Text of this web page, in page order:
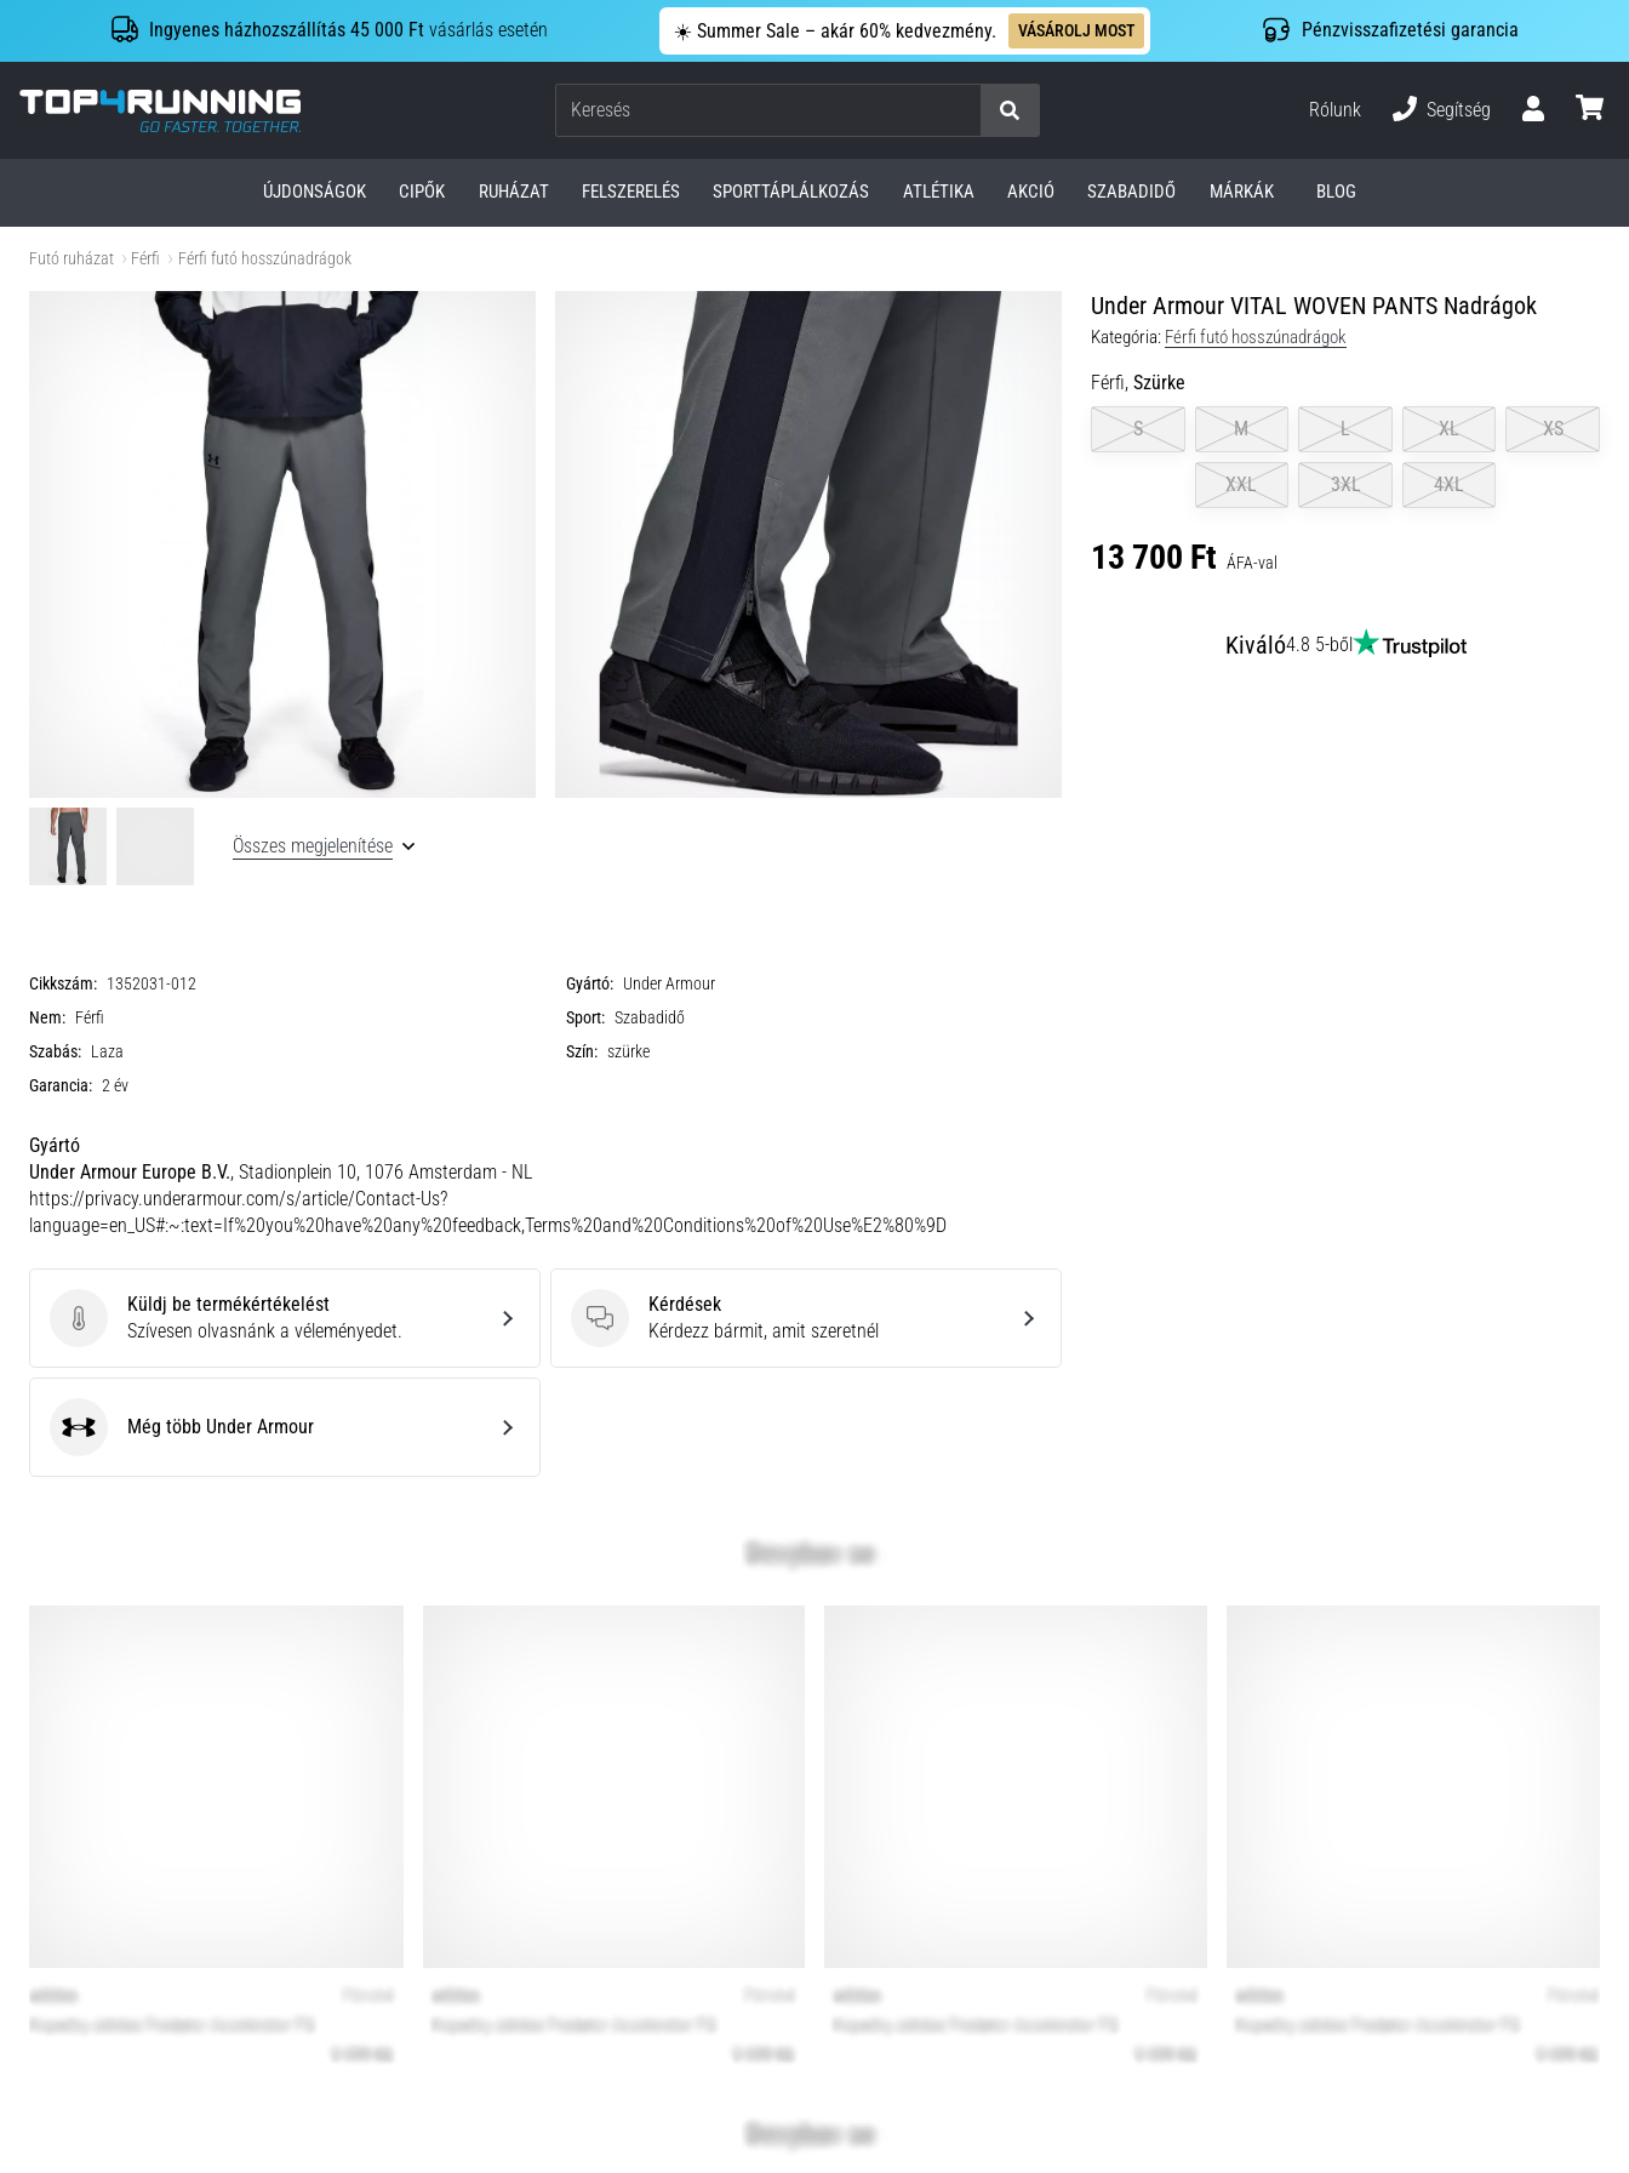
Ingyenes házhozszállítás 45 000 Ft vásárlás esetén ☀️ Summer Sale – akár 60% kedvezmény. VÁSÁROLJ MOST Pénzvisszafizetési garancia
Top4Running.hu
Keresés
Rólunk
Segítség
ÚJDONSÁGOK CIPŐK RUHÁZAT FELSZERELÉS SPORTTÁPLÁLKOZÁS ATLÉTIKA AKCIÓ SZABADIDŐ MÁRKÁK BLOG
Futó ruházat Férfi Férfi futó hosszúnadrágok
Under Armour VITAL WOVEN PANTS Nadrágok
Kategória: Férfi futó hosszúnadrágok
Férfi, Szürke
S
M L XL XS
XXL 3XL 4XL
13 700 Ft ÁFA-val
Kiváló4.8 5-ből
Összes megjelenítése
Cikkszám: 1352031-012 Gyártó: Under Armour
Nem: Férfi Sport: Szabadidő
Szabás: Laza Szín: szürke
Garancia: 2 év
Gyártó
Under Armour Europe B.V., Stadionplein 10, 1076 Amsterdam - NL
https://privacy.underarmour.com/s/article/Contact-Us?
language=en_US#:~:text=If%20you%20have%20any%20feedback,Terms%20and%20Conditions%20of%20Use%E2%80%9D
Küldj be termékértékelést
Küldj be termékértékelést
Szívesen olvasnánk a véleményedet.
Kérdések
Kérdések
Kérdezz bármit, amit szeretnél
Under ArmourMég több Under Armour